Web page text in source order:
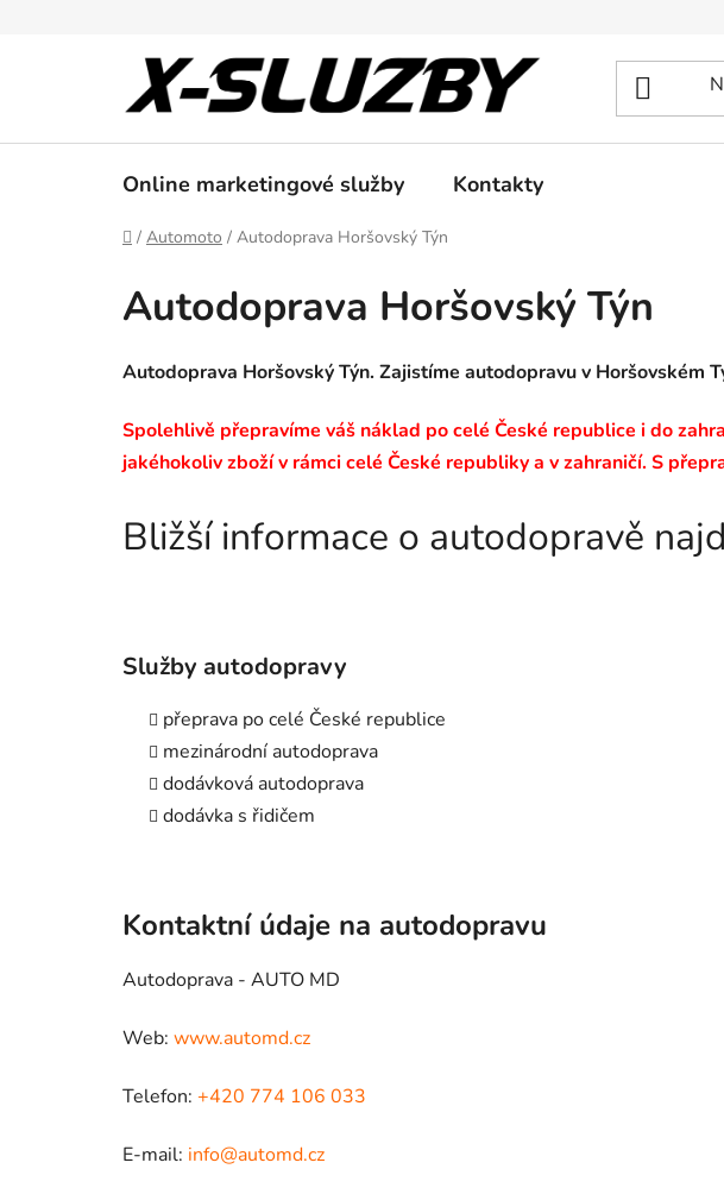
Online marketingové služby Kontakty
Domů
/ Automoto / Autodoprava Horšovský Týn
Autodoprava Horšovský Týn
Autodoprava Horšovský Týn. Zajistíme autodopravu v Horšovském
Spolehlivě přepravíme váš náklad po celé České republice i do
jakéhokoliv zboží v rámci celé České republiky a v zahraničí. S
Bližší informace o autodopravě
Služby autodopravy
přeprava po celé České republice
mezinárodní autodoprava
dodávková autodoprava
dodávka s řidičem
Kontaktní údaje na autodopravu
Autodoprava - AUTO MD
Web: www.automd.cz
Telefon: +420 774 106 033
E-mail: info@automd.cz